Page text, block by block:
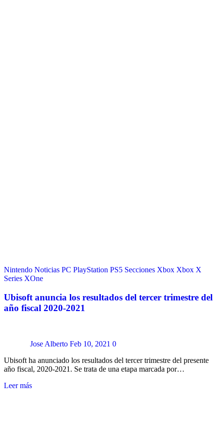
Nintendo Noticias PC PlayStation PS5 Secciones Xbox Xbox X
Series XOne
Ubisoft anuncia los resultados del tercer trimestre del
año fiscal 2020-2021
Jose Alberto Feb 10, 2021 0
Ubisoft ha anunciado los resultados del tercer trimestre del presente
año fiscal, 2020-2021. Se trata de una etapa marcada por…
Leer más